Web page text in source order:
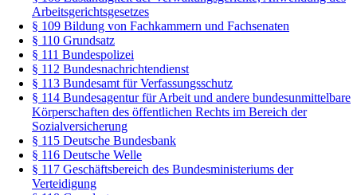
Arbeitsgerichtsgesetzes
§ 109 Bildung von Fachkammern und Fachsenaten
§ 110 Grundsatz
§ 111 Bundespolizei
§ 112 Bundesnachrichtendienst
§ 113 Bundesamt für Verfassungsschutz
§ 114 Bundesagentur für Arbeit und andere bundesunmittelbare
Körperschaften des öffentlichen Rechts im Bereich der
Sozialversicherung
§ 115 Deutsche Bundesbank
§ 116 Deutsche Welle
§ 117 Geschäftsbereich des Bundesministeriums der
Verteidigung